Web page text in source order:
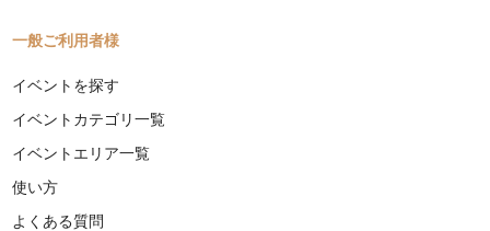
一般ご利用者様
イベントを探す
イベントカテゴリ一覧
イベントエリア一覧
使い方
よくある質問